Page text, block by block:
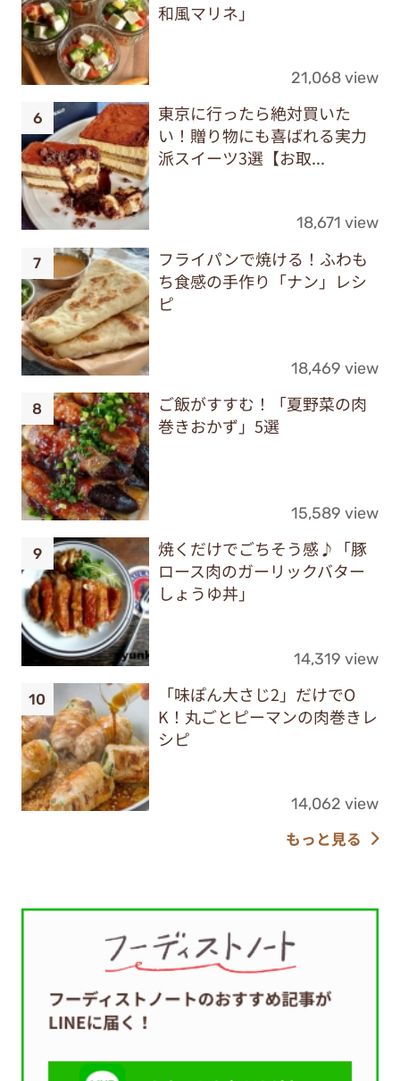
和風マリネ」
21,068 view
東京に行ったら絶対買いた
い！贈り物にも喜ばれる実力
派スイーツ3選【お取...
18,671 view
フライパンで焼ける！ふわも
ち食感の手作り「ナン」レシ
ピ
18,469 view
ご飯がすすむ！「夏野菜の肉
巻きおかず」5選
15,589 view
焼くだけでごちそう感♪「豚
ロース肉のガーリックバター
しょうゆ丼」
14,319 view
「味ぽん大さじ2」だけでO
K！丸ごとピーマンの肉巻きレ
シピ
14,062 view
もっと見る